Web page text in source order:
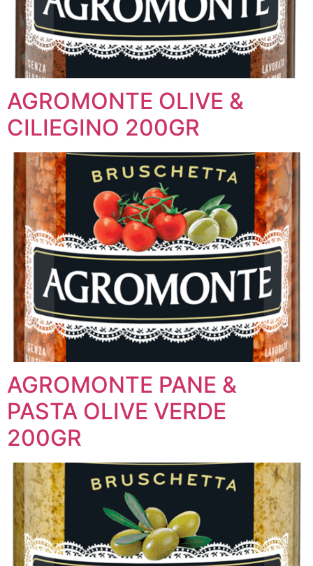
AGROMONTE OLIVE &
CILIEGINO 200GR
AGROMONTE PANE &
PASTA OLIVE VERDE
200GR